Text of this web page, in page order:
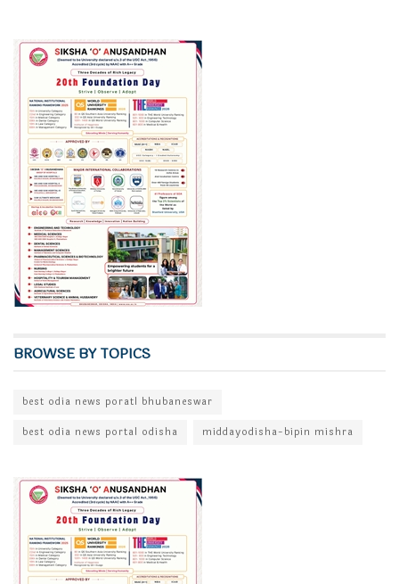
BROWSE BY TOPICS
best odia news poratl bhubaneswar
best odia news portal odisha
middayodisha-bipin mishra